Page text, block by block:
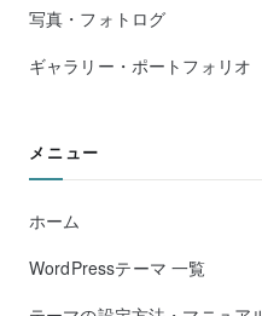
写真・フォトログ
ギャラリー・ポートフォリオ
メニュー
ホーム
WordPressテーマ 一覧